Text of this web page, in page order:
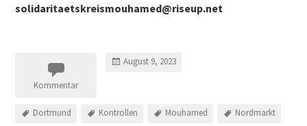
solidaritaetskreismouhamed@riseup.net
Kommentar
August 9, 2023
Dortmund Kontrollen Mouhamed Nordmarkt